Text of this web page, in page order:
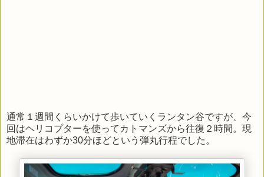
通常１週間くらいかけて歩いていくランタン谷ですが、今
回はヘリコプターを使ってカトマンズから往復２時間。現
地滞在はわずか30分ほどという弾丸行程でした。